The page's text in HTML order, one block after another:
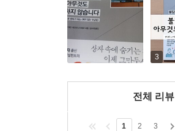
3
전체 리뷰
1 2 3